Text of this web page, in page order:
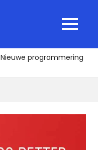
MENU
Nieuwe programmering